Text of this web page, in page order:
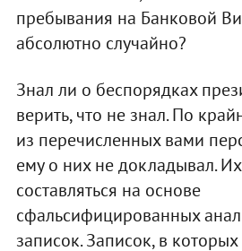
пребывания на Банковой
абсолютно случайно?
Знал ли о беспорядках
верить, что не знал. По
из перечисленных вами
ему о них не докладывал.
составляться на основе
сфальсифицированных
записок. Записок, в